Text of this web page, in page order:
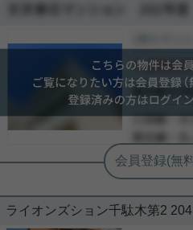
会員限定
会員限定
会員限定
-
ライオンズション千駄木第2 204